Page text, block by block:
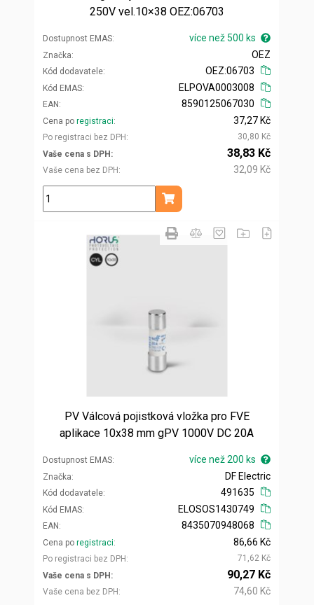
250V vel.10×38 OEZ:06703
Dostupnost EMAS více než 500 ks
Značka
Kód dodavatele
OEZ
OEZ:06703
Kód EMAS
EAN
ELPOVA0003008
8590125067030
Cena po registraci
Po registraci bez DPH
37,27 Kč
30,80 Kč
Vaše cena s DPH
Vaše cena bez DPH
38,83 Kč
32,09 Kč
ks
Přidat do košíku
PV Válcová pojistková vložka pro FVE
aplikace 10x38 mm gPV 1000V DC 20A
Dostupnost EMAS více než 200 ks
Značka
Kód dodavatele
DF Electric
491635
Kód EMAS
EAN
ELOSOS1430749
8435070948068
Cena po registraci
Po registraci bez DPH
86,66 Kč
71,62 Kč
Vaše cena s DPH
Vaše cena bez DPH
90,27 Kč
74,60 Kč